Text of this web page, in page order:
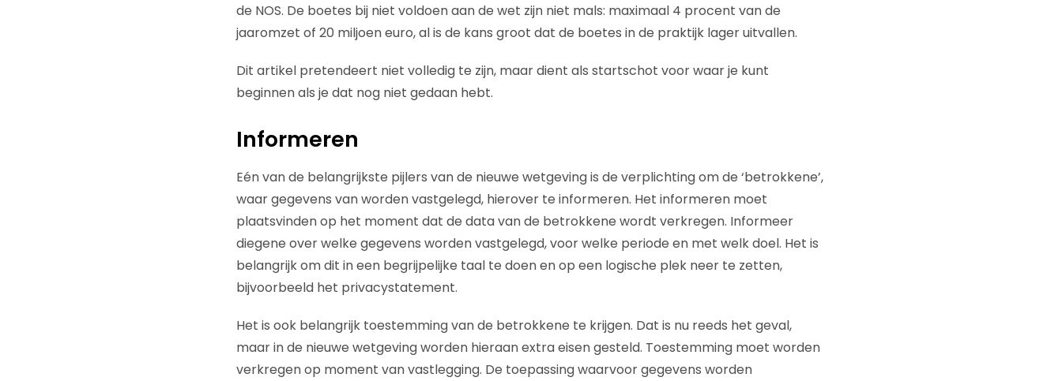
de NOS. De boetes bij niet voldoen aan de wet zijn niet mals: maximaal 4 procent van de
jaaromzet of 20 miljoen euro, al is de kans groot dat de boetes in de praktijk lager uitvallen.
Dit artikel pretendeert niet volledig te zijn, maar dient als startschot voor waar je kunt
beginnen als je dat nog niet gedaan hebt.
Informeren
Eén van de belangrijkste pijlers van de nieuwe wetgeving is de verplichting om de ‘betrokkene’,
waar gegevens van worden vastgelegd, hierover te informeren. Het informeren moet
plaatsvinden op het moment dat de data van de betrokkene wordt verkregen. Informeer
diegene over welke gegevens worden vastgelegd, voor welke periode en met welk doel. Het is
belangrijk om dit in een begrijpelijke taal te doen en op een logische plek neer te zetten,
bijvoorbeeld het privacystatement.
Het is ook belangrijk toestemming van de betrokkene te krijgen. Dat is nu reeds het geval,
maar in de nieuwe wetgeving worden hieraan extra eisen gesteld. Toestemming moet worden
verkregen op moment van vastlegging. De toepassing waarvoor gegevens worden